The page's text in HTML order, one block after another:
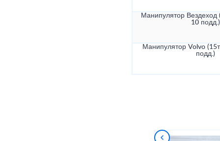
Манипулятор Вездеход
10 подд.)
Манипулятор Volvo
подд.)